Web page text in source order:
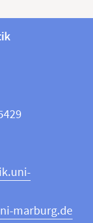
marburg.de